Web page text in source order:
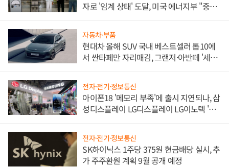
자로 '임계 상태' 도달, 미국 에너지부 "중요
자동차·부품
현대차 올해 SUV 국내 베스트셀러 톱10에
서 싼타페만 자리매김, 그랜저·아반떼 '세단
전자·전기·정보통신
아이폰18 '메모리 부족'에 출시 지연되나, 삼
성디스플레이 LG디스플레이 LG이노텍 '탈
전자·전기·정보통신
SK하이닉스 1주당 375원 현금배당 실시, 추
가 주주환원 계획 9월 공개 예정